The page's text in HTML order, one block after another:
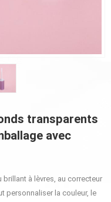
transparents
avec
à lèvres, au correcteur
personnaliser la couleur, le